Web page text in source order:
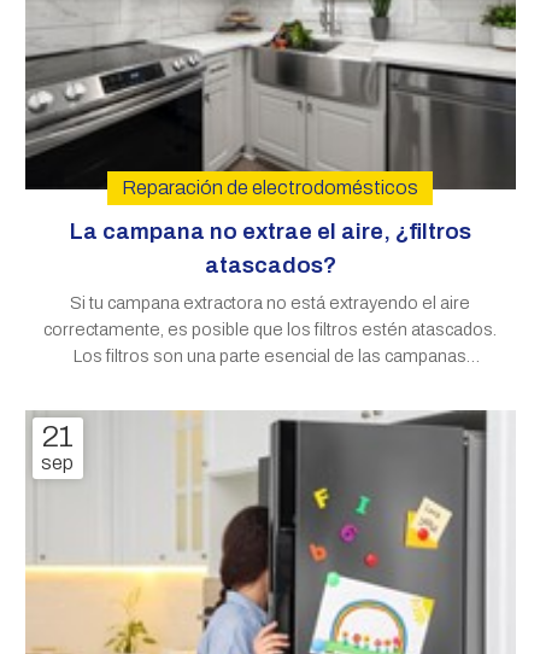
La campana no extrae el aire, ¿filtros
atascados?
Reparación de electrodomésticos
Si tu campana extractora no está extrayendo el aire
correctamente, es posible que los filtros estén atascados.
Los filtros son una parte esencial de las campanas
grasa, el humo y los olores del aire mientras cocinas. Con
21
sep